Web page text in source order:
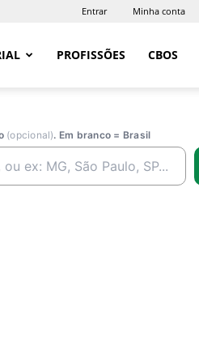
Entrar Minha conta
PROFISSÕES CBOS
(opcional). Em branco = Brasil